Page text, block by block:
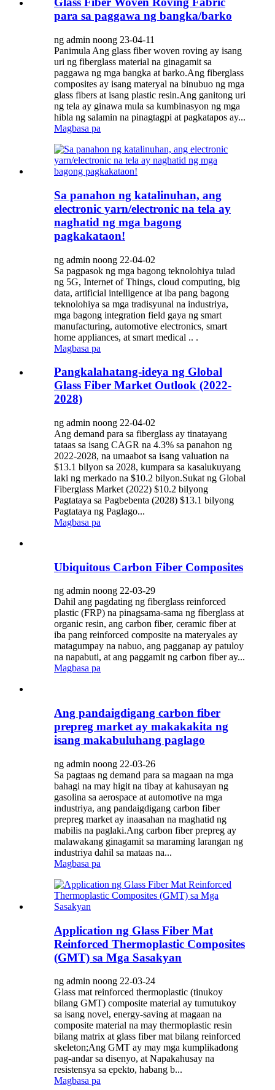
para sa paggawa ng bangka/barko
ng admin noong 23-04-11
Panimula Ang glass fiber woven roving ay isang
uri ng fiberglass material na ginagamit sa
paggawa ng mga bangka at barko.Ang fiberglass
composites ay isang materyal na binubuo ng mga
glass fibers at isang plastic resin.Ang ganitong uri
ng tela ay ginawa mula sa kumbinasyon ng mga
hibla ng salamin na pinagtagpi at pagkatapos ay...
Magbasa pa
Sa panahon ng katalinuhan, ang
electronic yarn/electronic na tela ay
naghatid ng mga bagong
pagkakataon!
ng admin noong 22-04-02
Sa pagpasok ng mga bagong teknolohiya tulad
ng 5G, Internet of Things, cloud computing, big
data, artificial intelligence at iba pang bagong
teknolohiya sa mga tradisyunal na industriya,
mga bagong integration field gaya ng smart
manufacturing, automotive electronics, smart
home appliances, at smart medical .. .
Magbasa pa
Pangkalahatang-ideya ng Global
Glass Fiber Market Outlook (2022-
2028)
ng admin noong 22-04-02
Ang demand para sa fiberglass ay tinatayang
tataas sa isang CAGR na 4.3% sa panahon ng
2022-2028, na umaabot sa isang valuation na
$13.1 bilyon sa 2028, kumpara sa kasalukuyang
laki ng merkado na $10.2 bilyon.Sukat ng Global
Fiberglass Market (2022) $10.2 bilyong
Pagtataya sa Pagbebenta (2028) $13.1 bilyong
Pagtataya ng Paglago...
Magbasa pa
Ubiquitous Carbon Fiber Composites
ng admin noong 22-03-29
Dahil ang pagdating ng fiberglass reinforced
plastic (FRP) na pinagsama-sama ng fiberglass at
organic resin, ang carbon fiber, ceramic fiber at
iba pang reinforced composite na materyales ay
matagumpay na nabuo, ang pagganap ay patuloy
na napabuti, at ang paggamit ng carbon fiber ay...
Magbasa pa
Ang pandaigdigang carbon fiber
prepreg market ay makakakita ng
isang makabuluhang paglago
ng admin noong 22-03-26
Sa pagtaas ng demand para sa magaan na mga
bahagi na may higit na tibay at kahusayan ng
gasolina sa aerospace at automotive na mga
industriya, ang pandaigdigang carbon fiber
prepreg market ay inaasahan na maghatid ng
mabilis na paglaki.Ang carbon fiber prepreg ay
malawakang ginagamit sa maraming larangan ng
industriya dahil sa mataas na...
Magbasa pa
Application ng Glass Fiber Mat
Reinforced Thermoplastic Composites
(GMT) sa Mga Sasakyan
ng admin noong 22-03-24
Glass mat reinforced thermoplastic (tinukoy
bilang GMT) composite material ay tumutukoy
sa isang novel, energy-saving at magaan na
composite material na may thermoplastic resin
bilang matrix at glass fiber mat bilang reinforced
skeleton;Ang GMT ay may mga kumplikadong
pag-andar sa disenyo, at Napakahusay na
resistensya sa epekto, habang b...
Magbasa pa